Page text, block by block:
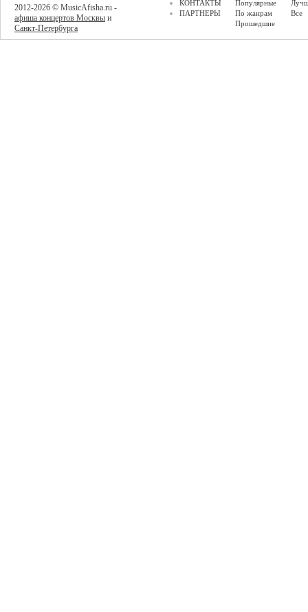
2012-2026 © MusicAfisha.ru -
афиша концертов Москвы и
Санкт-Петербурга
КОНТАКТЫ
ПАРТНЕРЫ
Популярные
По жанрам
Прошедшие
Все